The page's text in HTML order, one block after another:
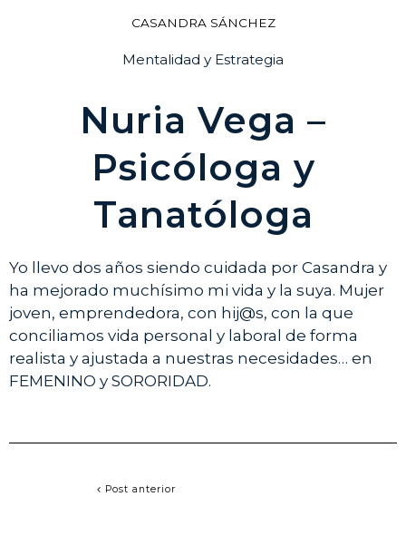
CASANDRA SÁNCHEZ
Mentalidad y Estrategia
Nuria Vega –
Psicóloga y
Tanatóloga
Yo llevo dos años siendo cuidada por Casandra y
ha mejorado muchísimo mi vida y la suya. Mujer
joven, emprendedora, con hij@s, con la que
conciliamos vida personal y laboral de forma
realista y ajustada a nuestras necesidades… en
FEMENINO y SORORIDAD.
Post anterior